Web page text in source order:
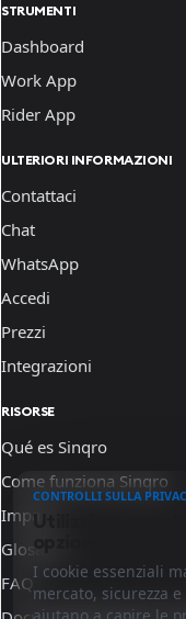
STRUMENTI
Dashboard
Work App
Rider App
ULTERIORI INFORMAZIONI
Contattaci
Chat
WhatsApp
Accedi
Prezzi
Integrazioni
RISORSE
Qué es Sinqro
Come funziona Sinqro
Impara
Glosario
FAQ
CONTROLLI SULLA
Utilizziamo
I cookie essenziali
mercato, sicurezza